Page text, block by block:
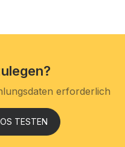
erforderlich
TESTEN